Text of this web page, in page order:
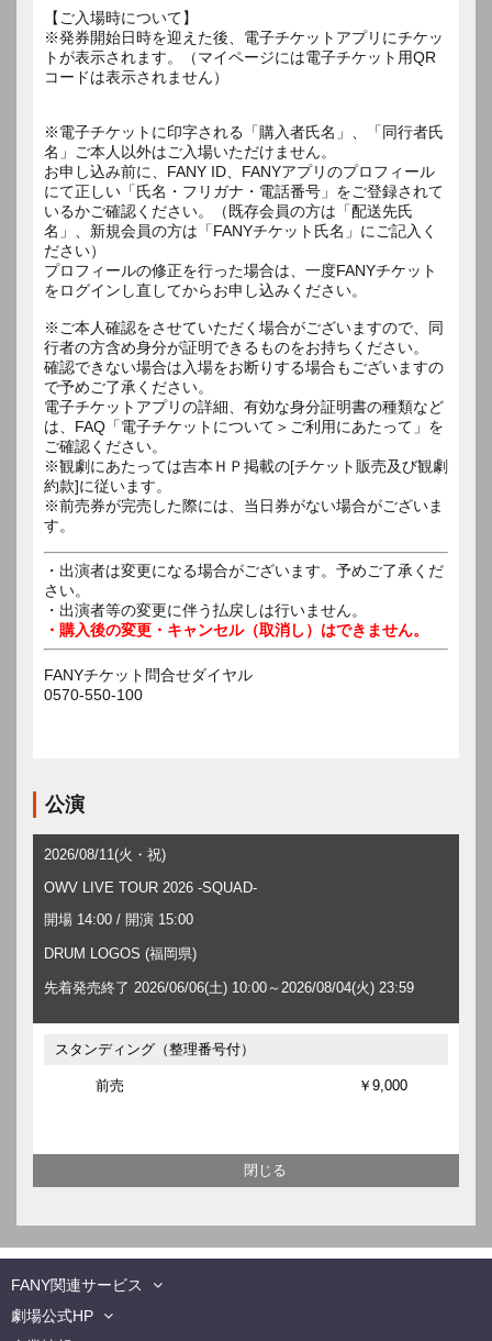
【ご入場時について】
※発券開始日時を迎えた後、電子チケットアプリにチケッ
トが表示されます。（マイページには電子チケット用QR
コードは表示されません）
※電子チケットに印字される「購入者氏名」、「同行者氏
名」ご本人以外はご入場いただけません。
お申し込み前に、FANY ID、FANYアプリのプロフィール
にて正しい「氏名・フリガナ・電話番号」をご登録されて
いるかご確認ください。（既存会員の方は「配送先氏
名」、新規会員の方は「FANYチケット氏名」にご記入く
ださい）
プロフィールの修正を行った場合は、一度FANYチケット
をログインし直してからお申し込みください。
※ご本人確認をさせていただく場合がございますので、同
行者の方含め身分が証明できるものをお持ちください。
確認できない場合は入場をお断りする場合もございますの
で予めご了承ください。
電子チケットアプリの詳細、有効な身分証明書の種類など
は、FAQ「電子チケットについて＞ご利用にあたって」を
ご確認ください。
※観劇にあたっては吉本ＨＰ掲載の[チケット販売及び観劇
約款]に従います。
※前売券が完売した際には、当日券がない場合がございま
す。
・出演者は変更になる場合がございます。予めご了承くだ
さい。
・出演者等の変更に伴う払戻しは行いません。
・購入後の変更・キャンセル（取消し）はできません。
FANYチケット問合せダイヤル
0570-550-100
公演
2026/08/11(火・祝)
OWV LIVE TOUR 2026 -SQUAD-
開場 14:00 / 開演 15:00
DRUM LOGOS (福岡県)
先着発売終了 2026/06/06(土) 10:00～2026/08/04(火) 23:59
スタンディング（整理番号付）
前売 ￥9,000
FANY関連サービス
劇場公式HP